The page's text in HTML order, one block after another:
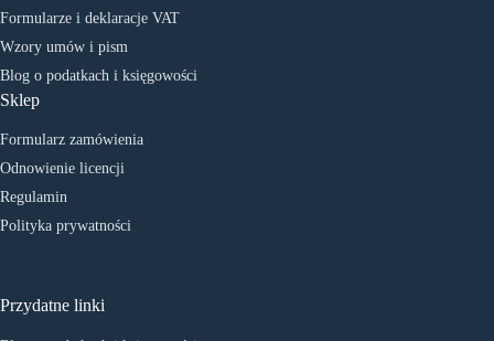
Formularze i deklaracje VAT
Wzory umów i pism
Blog o podatkach i księgowości
Sklep
Formularz zamówienia
Odnowienie licencji
Regulamin
Polityka prywatności
Przydatne linki